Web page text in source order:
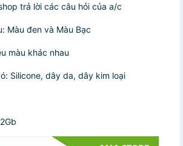
trả lời các câu hỏi của a/c
Màu đen và Màu Bạc
màu khác nhau
Silicone, dây da, dây kim loại